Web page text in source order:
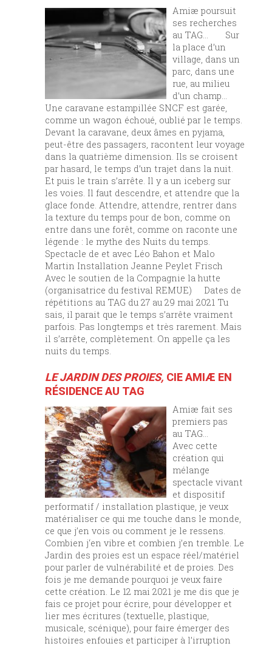
Amiæ poursuit
ses recherches
au TAG… Sur
la place d’un
village, dans un
parc, dans une
rue, au milieu
d’un champ…
Une caravane estampillée SNCF est garée,
comme un wagon échoué, oublié par le temps.
Devant la caravane, deux âmes en pyjama,
peut-être des passagers, racontent leur voyage
dans la quatrième dimension. Ils se croisent
par hasard, le temps d’un trajet dans la nuit.
Et puis le train s’arrête. Il y a un iceberg sur
les voies. Il faut descendre, et attendre que la
glace fonde. Attendre, attendre, rentrer dans
la texture du temps pour de bon, comme on
entre dans une forêt, comme on raconte une
légende : le mythe des Nuits du temps.
Spectacle de et avec Léo Bahon et Malo
Martin Installation Jeanne Peylet Frisch
Avec le soutien de la Compagnie la hutte
(organisatrice du festival REMUE) Dates de
répétitions au TAG du 27 au 29 mai 2021 Tu
sais, il parait que le temps s’arrête vraiment
parfois. Pas longtemps et très rarement. Mais
il s’arrête, complètement. On appelle ça les
nuits du temps.
LE JARDIN DES PROIES, CIE AMIÆ EN
RÉSIDENCE AU TAG
Amiæ fait ses
premiers pas
au TAG…
Avec cette
création qui
mélange
spectacle vivant
et dispositif
performatif / installation plastique, je veux
matérialiser ce qui me touche dans le monde,
ce que j’en vois ou comment je le ressens.
Combien j‘en vibre et combien j’en tremble. Le
Jardin des proies est un espace réel/matériel
pour parler de vulnérabilité et de proies. Des
fois je me demande pourquoi je veux faire
cette création. Le 12 mai 2021 je me dis que je
fais ce projet pour écrire, pour développer et
lier mes écritures (textuelle, plastique,
musicale, scénique), pour faire émerger des
histoires enfouies et participer à l’irruption